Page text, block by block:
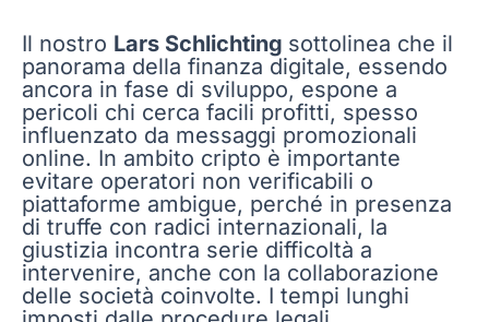
Il nostro Lars Schlichting sottolinea che il
panorama della finanza digitale, essendo
ancora in fase di sviluppo, espone a
pericoli chi cerca facili profitti, spesso
influenzato da messaggi promozionali
online. In ambito cripto è importante
evitare operatori non verificabili o
piattaforme ambigue, perché in presenza
di truffe con radici internazionali, la
giustizia incontra serie difficoltà a
intervenire, anche con la collaborazione
delle società coinvolte. I tempi lunghi